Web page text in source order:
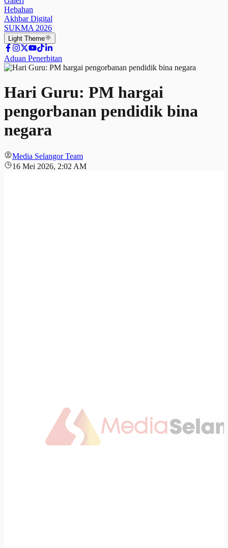
Hebahan
Akhbar Digital
SUKMA 2026
Light Theme
Aduan Penerbitan
Hari Guru: PM hargai
pengorbanan pendidik bina
negara
Media Selangor Team
16 Mei 2026, 2:02 AM